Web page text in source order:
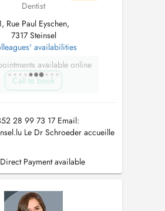
Dentist
Rue Paul Eyschen,
7317 Steinsel
availabilities
available online
Call to book
28 99 73 17 Email:
Le Dr Schroeder accueille
au sein du cabinet pour la
personnalisée de leurs soins
en chirurgie dentaire à
bucco-den...
Payment available